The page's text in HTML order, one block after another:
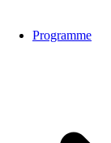
Programme